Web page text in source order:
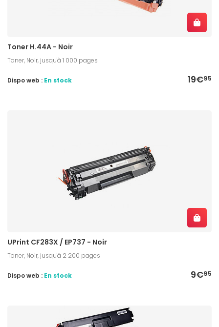
Toner H.44A - Noir
Toner, Noir, jusqu'à 1 000 pages
19€95
Dispo web : En stock
UPrint CF283X / EP737 - Noir
Toner, Noir, jusqu'à 2 200 pages
9€95
Dispo web : En stock